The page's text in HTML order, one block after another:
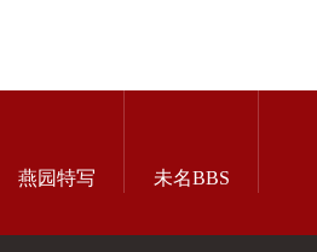
燕园特写 未名BBS